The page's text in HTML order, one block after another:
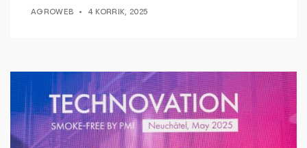
AGROWEB 4 KORRIK, 2025